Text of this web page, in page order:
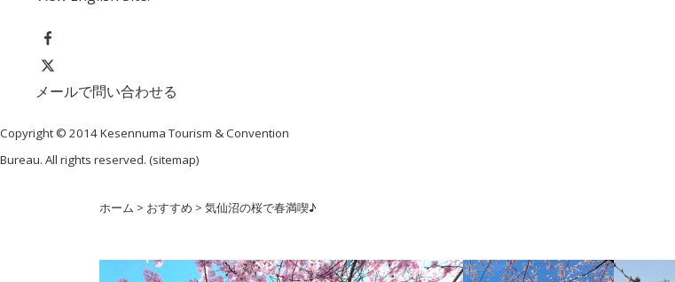
メールで問い合わせる
Copyright © 2014 Kesennuma Tourism & Convention
Bureau. All rights reserved. (sitemap)
ホーム > おすすめ > 気仙沼の桜で春満喫♪